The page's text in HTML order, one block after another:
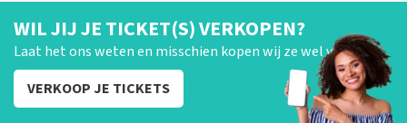
WIL JIJ JE TICKET(S) VERKOPEN?
Laat het ons weten en misschien kopen wij ze wel van je!
VERKOOP JE TICKETS